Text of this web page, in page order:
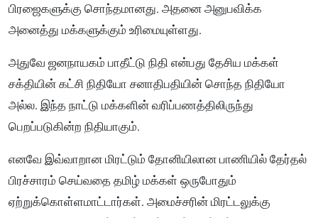
பிரஜைகளுக்கு சொந்தமானது. அதனை அனுபவிக்க
அனைத்து மக்களுக்கும் உரிமையுள்ளது.
அதுவே ஜனநாயகம் பாதீட்டு நிதி என்பது தேசிய மக்கள்
சக்தியின் கட்சி நிதியோ சனாதிபதியின் சொந்த நிதியோ
அல்ல. இந்த நாட்டு மக்களின் வரிப்பணத்திலிருந்து
பெறப்படுகின்ற நிதியாகும்.
எனவே இவ்வாறான மிரட்டும் தோனியிலான பாணியில் தேர்தல்
பிரச்சாரம் செய்வதை தமிழ் மக்கள் ஒருபோதும்
ஏற்றுக்கொள்ளமாட்டார்கள். அமைச்சரின் மிரட்டலுக்கு